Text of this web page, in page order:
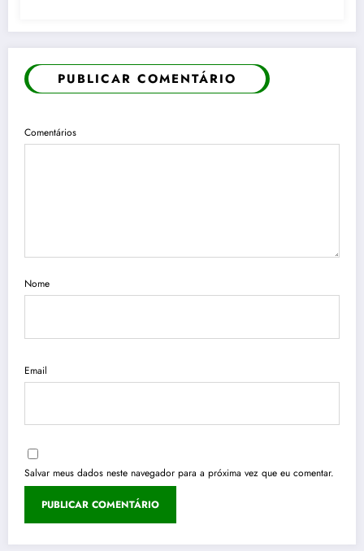
PUBLICAR COMENTÁRIO
Comentários
Nome
Email
Salvar meus dados neste navegador para a próxima vez que eu comentar.